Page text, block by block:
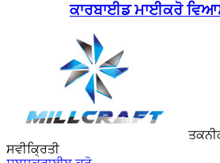
ਕਾਰਬਾਈਡ ਮਾਈਕਰੋ
ਸਵੀਕ੍ਰਿਤੀ